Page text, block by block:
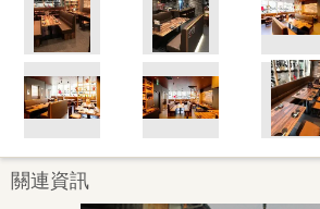
關連資訊